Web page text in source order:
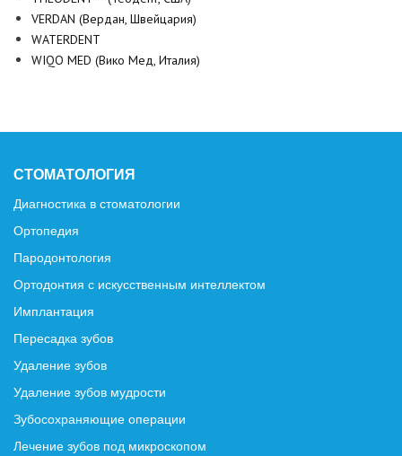
VERDAN (Вердан, Швейцария)
WATERDENT
WIQO MED (Вико Мед, Италия)
СТОМАТОЛОГИЯ
Диагностика в стоматологии
Ортопедия
Пародонтология
Ортодонтия с искусственным интеллектом
Имплантация
Пересадка зубов
Удаление зубов
Удаление зубов мудрости
Зубосохраняющие операции
Лечение зубов под микроскопом